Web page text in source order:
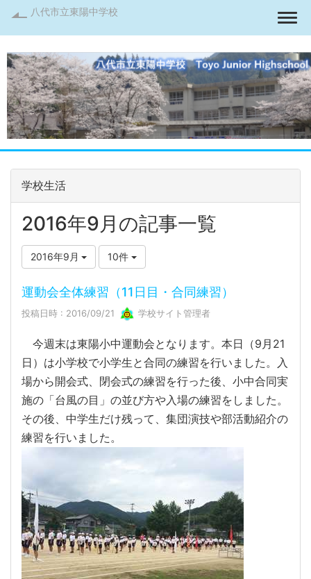
八代市立東陽中学校
学校生活
2016年9月の記事一覧
2016年9月 10件
運動会全体練習（11日目・合同練習）
投稿日時 : 2016/09/21 学校サイト管理者
今週末は東陽小中運動会となります。本日（9月21
日）は小学校で小学生と合同の練習を行いました。入
場から開会式、閉会式の練習を行った後、小中合同実
施の「台風の目」の並び方や入場の練習をしました。
その後、中学生だけ残って、集団演技や部活動紹介の
練習を行いました。